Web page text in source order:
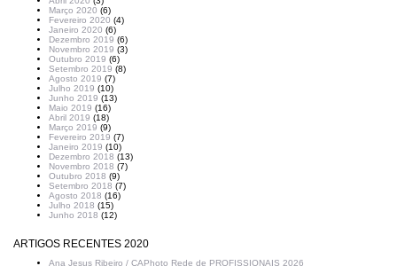
Março 2020 (6)
Fevereiro 2020 (4)
Janeiro 2020 (6)
Dezembro 2019 (6)
Novembro 2019 (3)
Outubro 2019 (6)
Setembro 2019 (8)
Agosto 2019 (7)
Julho 2019 (10)
Junho 2019 (13)
Maio 2019 (16)
Abril 2019 (18)
Março 2019 (9)
Fevereiro 2019 (7)
Janeiro 2019 (10)
Dezembro 2018 (13)
Novembro 2018 (7)
Outubro 2018 (9)
Setembro 2018 (7)
Agosto 2018 (16)
Julho 2018 (15)
Junho 2018 (12)
ARTIGOS RECENTES 2020
Ana Jesus Ribeiro / CAPhoto Rede de PROFISSIONAIS 2026